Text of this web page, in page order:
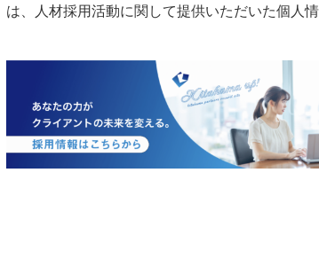
は、人材採用活動に関して提供いただいた個人